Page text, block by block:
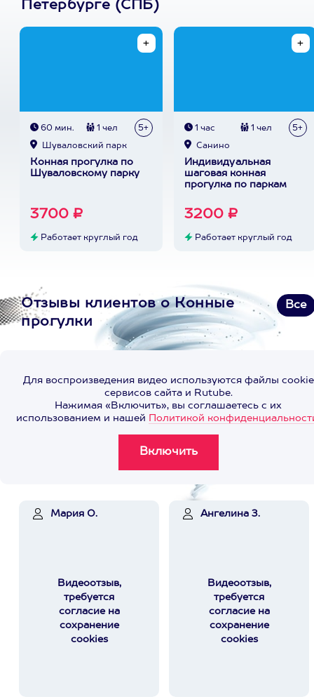
Петербурге (СПБ)
60 мин. 1 чел 5+
Шуваловский парк
Конная прогулка по
Шуваловскому парку
3700 ₽
Работает круглый год
1 час 1 чел 5+
Санино
Индивидуальная
шаговая конная
прогулка по паркам
3200 ₽
Работает круглый год
Отзывы клиентов о Конные
прогулки
Все
Для воспроизведения видео используются файлы cookie
сервисов сайта и Rutube.
Нажимая «Включить», вы соглашаетесь с их
использованием и нашей Политикой
Мария О.
Видеоотзыв,
требуется
согласие на
сохранение
cookies
Ангелина З.
Видеоотзыв,
требуется
согласие на
сохранение
cookies